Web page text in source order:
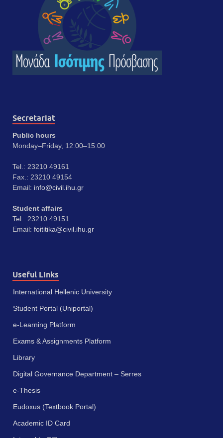
Secretariat
Public hours
Monday–Friday, 12:00–15:00
Tel.: 23210 49161
Fax.: 23210 49154
Email: info@civil.ihu.gr
Student affairs
Tel.: 23210 49151
Email: foititika@civil.ihu.gr
Useful Links
International Hellenic University
Student Portal (Uniportal)
e-Learning Platform
Exams & Assignments Platform
Library
Digital Governance Department – Serres
e-Thesis
Eudoxus (Textbook Portal)
Academic ID Card